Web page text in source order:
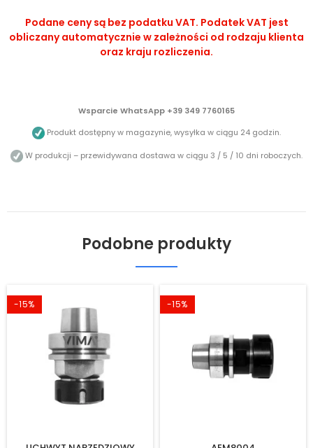
Podane ceny są bez podatku VAT. Podatek VAT jest
obliczany automatycznie w zależności od rodzaju klienta
oraz kraju rozliczenia.
Wsparcie WhatsApp +39 349 7760165
Produkt dostępny w magazynie, wysyłka w ciągu 24 godzin.
W produkcji – przewidywana dostawa w ciągu 3 / 5 / 10 dni roboczych.
Podobne produkty
-15% -15%